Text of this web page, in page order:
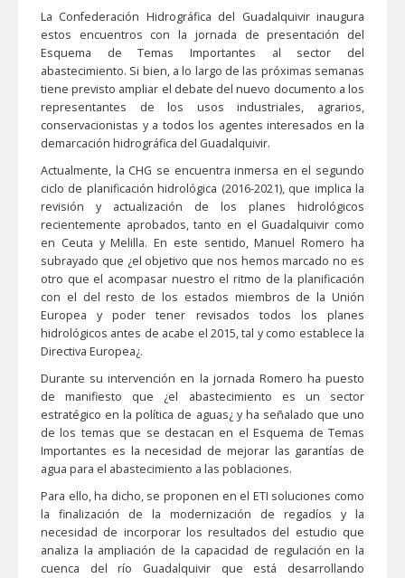
La Confederación Hidrográfica del Guadalquivir inaugura
estos encuentros con la jornada de presentación del
Esquema de Temas Importantes al sector del
abastecimiento. Si bien, a lo largo de las próximas semanas
tiene previsto ampliar el debate del nuevo documento a los
representantes de los usos industriales, agrarios,
conservacionistas y a todos los agentes interesados en la
demarcación hidrográfica del Guadalquivir.
Actualmente, la CHG se encuentra inmersa en el segundo
ciclo de planificación hidrológica (2016-2021), que implica la
revisión y actualización de los planes hidrológicos
recientemente aprobados, tanto en el Guadalquivir como
en Ceuta y Melilla. En este sentido, Manuel Romero ha
subrayado que ¿el objetivo que nos hemos marcado no es
otro que el acompasar nuestro el ritmo de la planificación
con el del resto de los estados miembros de la Unión
Europea y poder tener revisados todos los planes
hidrológicos antes de acabe el 2015, tal y como establece la
Directiva Europea¿.
Durante su intervención en la jornada Romero ha puesto
de manifiesto que ¿el abastecimiento es un sector
estratégico en la política de aguas¿ y ha señalado que uno
de los temas que se destacan en el Esquema de Temas
Importantes es la necesidad de mejorar las garantías de
agua para el abastecimiento a las poblaciones.
Para ello, ha dicho, se proponen en el ETI soluciones como
la finalización de la modernización de regadíos y la
necesidad de incorporar los resultados del estudio que
analiza la ampliación de la capacidad de regulación en la
cuenca del río Guadalquivir que está desarrollando